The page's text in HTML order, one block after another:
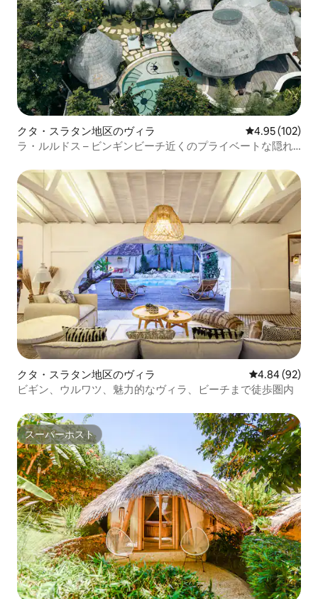
クタ・スラタン地区のヴィラ レビュー102
4.95 (102)
ラ・ルルドス – ビンギンビーチ近くのプライベートな隠れ
クタ・スラタン地区のヴィラ レビュー92
4.84 (92)
ビギン、ウルワツ、魅力的なヴィラ、ビーチまで徒歩圏内
スーパーホスト
スーパーホスト